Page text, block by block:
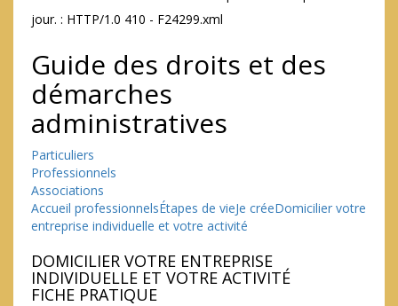
jour. : HTTP/1.0 410 - F24299.xml
Guide des droits et des
démarches
administratives
Particuliers
Professionnels
Associations
Accueil professionnelsÉtapes de vieJe créeDomicilier votre
entreprise individuelle et votre activité
DOMICILIER VOTRE ENTREPRISE
INDIVIDUELLE ET VOTRE ACTIVITÉ
FICHE PRATIQUE